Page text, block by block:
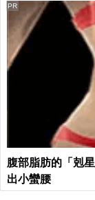
腹部脂肪的「剋
出小蠻腰
PR